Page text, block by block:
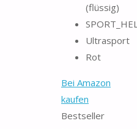
(flüssig)
Ultrasport
Rot
Bei Amazon
kaufen
Bestseller